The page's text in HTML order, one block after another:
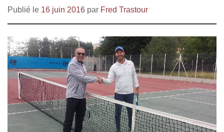
Publié le 16 juin 2016 par Fred Trastour